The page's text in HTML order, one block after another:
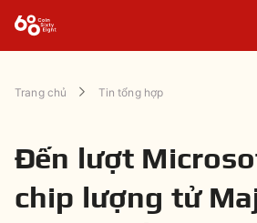
Trang chủ Tin tổng hợp
Đến lượt
chip lượng tử